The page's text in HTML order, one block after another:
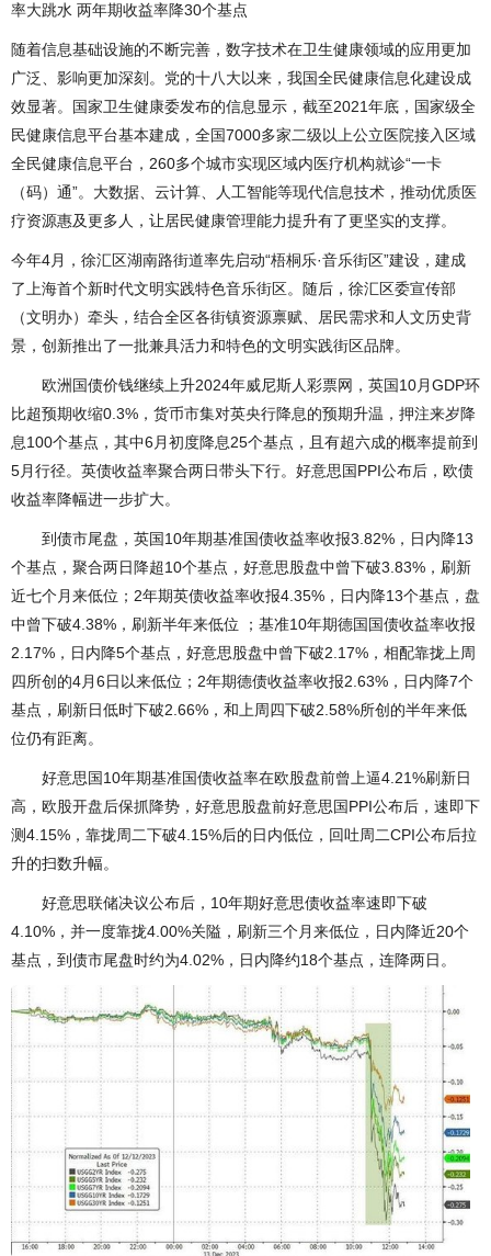
率大跳水 两年期收益率降30个基点
随着信息基础设施的不断完善，数字技术在卫生健康领域的应用更加
广泛、影响更加深刻。党的十八大以来，我国全民健康信息化建设成
效显著。国家卫生健康委发布的信息显示，截至2021年底，国家级全
民健康信息平台基本建成，全国7000多家二级以上公立医院接入区域
全民健康信息平台，260多个城市实现区域内医疗机构就诊“一卡
（码）通”。大数据、云计算、人工智能等现代信息技术，推动优质医
疗资源惠及更多人，让居民健康管理能力提升有了更坚实的支撑。
今年4月，徐汇区湖南路街道率先启动“梧桐乐·音乐街区”建设，建成
了上海首个新时代文明实践特色音乐街区。随后，徐汇区委宣传部
（文明办）牵头，结合全区各街镇资源禀赋、居民需求和人文历史背
景，创新推出了一批兼具活力和特色的文明实践街区品牌。
欧洲国债价钱继续上升2024年威尼斯人彩票网，英国10月GDP环
比超预期收缩0.3%，货币市集对英央行降息的预期升温，押注来岁降
息100个基点，其中6月初度降息25个基点，且有超六成的概率提前到
5月行径。英债收益率聚合两日带头下行。好意思国PPI公布后，欧债
收益率降幅进一步扩大。
到债市尾盘，英国10年期基准国债收益率收报3.82%，日内降13
个基点，聚合两日降超10个基点，好意思股盘中曾下破3.83%，刷新
近七个月来低位；2年期英债收益率收报4.35%，日内降13个基点，盘
中曾下破4.38%，刷新半年来低位 ；基准10年期德国国债收益率收报
2.17%，日内降5个基点，好意思股盘中曾下破2.17%，相配靠拢上周
四所创的4月6日以来低位；2年期德债收益率收报2.63%，日内降7个
基点，刷新日低时下破2.66%，和上周四下破2.58%所创的半年来低
位仍有距离。
好意思国10年期基准国债收益率在欧股盘前曾上逼4.21%刷新日
高，欧股开盘后保抓降势，好意思股盘前好意思国PPI公布后，速即下
测4.15%，靠拢周二下破4.15%后的日内低位，回吐周二CPI公布后拉
升的扫数升幅。
好意思联储决议公布后，10年期好意思债收益率速即下破
4.10%，并一度靠拢4.00%关隘，刷新三个月来低位，日内降近20个
基点，到债市尾盘时约为4.02%，日内降约18个基点，连降两日。